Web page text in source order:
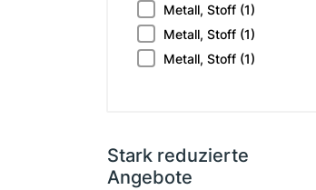
Metall, Stoff (1)
Metall, Stoff (1)
Metall, Stoff (1)
Stark reduzierte
Angebote